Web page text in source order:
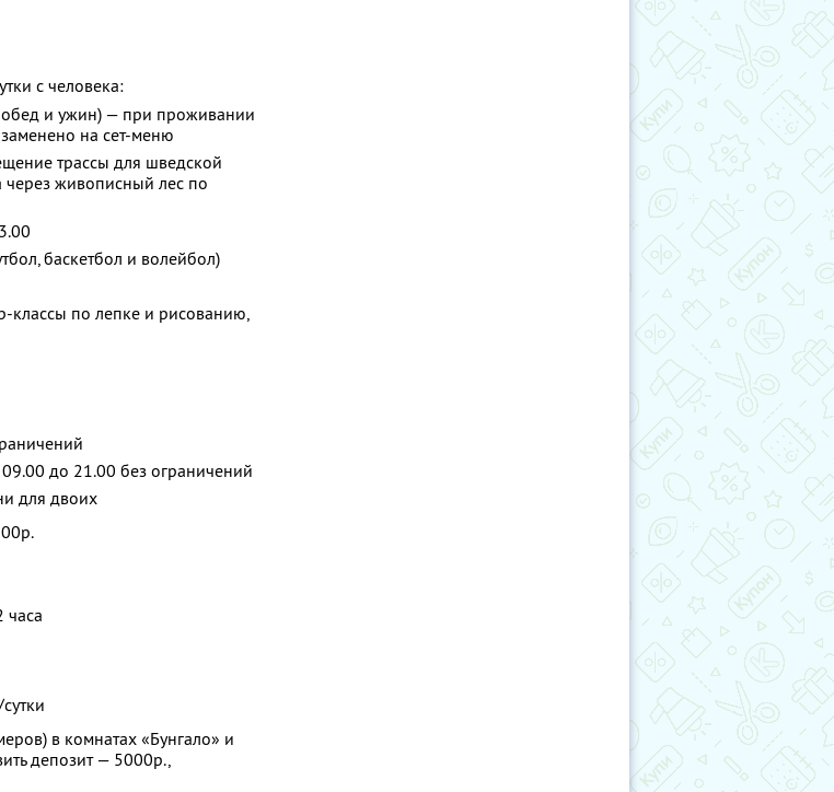
с человека:
обед и ужин) — при проживании
на сет-меню
трассы для шведской
живописный лес по
баскетбол и волейбол)
классы по лепке и рисованию,
до 21.00 без ограничений
для двоих
часа
в комнатах «Бунгало» и
депозит — 5000р.,